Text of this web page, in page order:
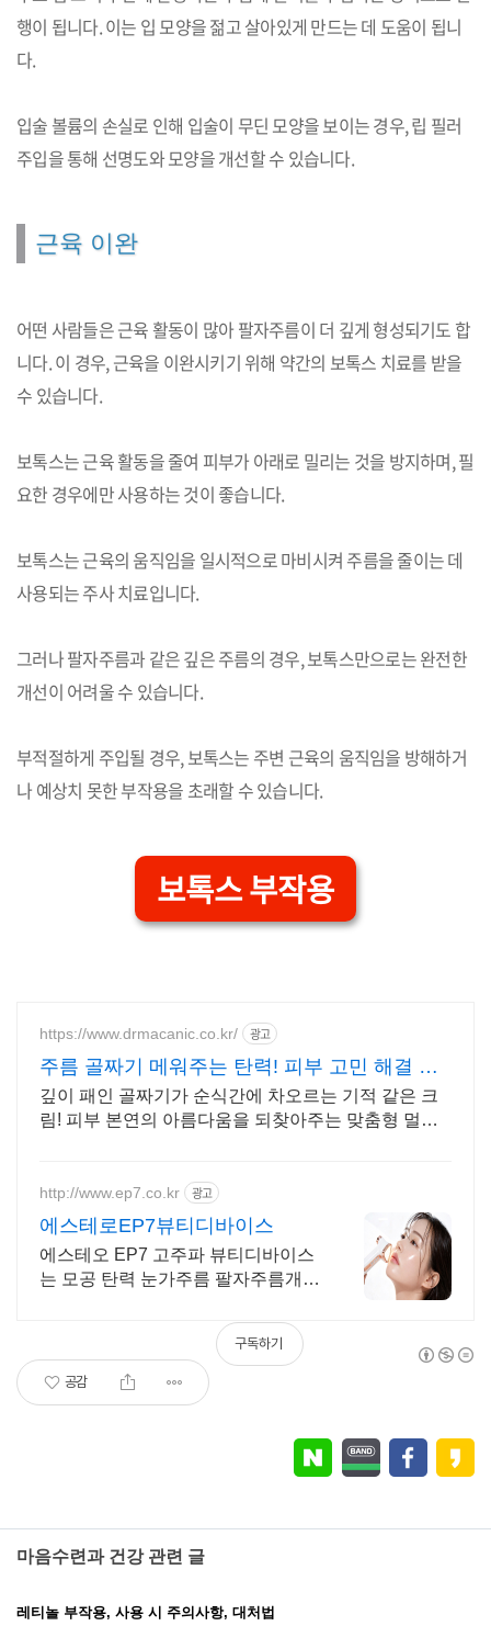
행이 됩니다. 이는 입 모양을 젊고 살아있게 만드는 데 도움이 됩니
다.
입술 볼륨의 손실로 인해 입술이 무딘 모양을 보이는 경우, 립 필러
주입을 통해 선명도와 모양을 개선할 수 있습니다.
근육 이완
어떤 사람들은 근육 활동이 많아 팔자주름이 더 깊게 형성되기도 합
니다. 이 경우, 근육을 이완시키기 위해 약간의 보톡스 치료를 받을
수 있습니다.
보톡스는 근육 활동을 줄여 피부가 아래로 밀리는 것을 방지하며, 필
요한 경우에만 사용하는 것이 좋습니다.
보톡스는 근육의 움직임을 일시적으로 마비시켜 주름을 줄이는 데
사용되는 주사 치료입니다.
그러나 팔자주름과 같은 깊은 주름의 경우, 보톡스만으로는 완전한
개선이 어려울 수 있습니다.
부적절하게 주입될 경우, 보톡스는 주변 근육의 움직임을 방해하거
나 예상치 못한 부작용을 초래할 수 있습니다.
보톡스 부작용
https://www.drmacanic.co.kr/ 광고
주름 골짜기 메워주는 탄력! 피부 고민 해결 위
한 솔루션
깊이 패인 골짜기가 순식간에 차오르는 기적 같은 크
림! 피부 본연의 아름다움을 되찾아주는 맞춤형 멀티
http://www.ep7.co.kr 광고
에스테로EP7뷰티디바이스
에스테오 EP7 고주파 뷰티디바이스
는 모공 탄력 눈가주름 팔자주름개선
공감
구독하기
마음수련과 건강 관련 글
레티놀 부작용, 사용 시 주의사항, 대처법